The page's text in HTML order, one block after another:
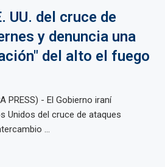
UU. del cruce de
y denuncia una
del alto el fuego
PRESS) - El Gobierno iraní
Unidos del cruce de ataques
...